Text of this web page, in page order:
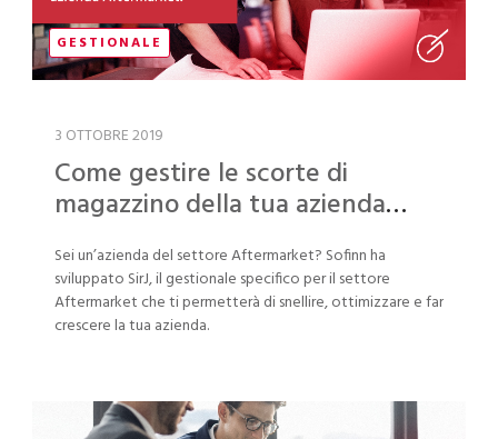
GESTIONALE
3 OTTOBRE 2019
Come gestire le scorte di
magazzino della tua azienda
Sei un’azienda del settore Aftermarket? Sofinn ha
sviluppato SirJ, il gestionale specifico per il settore
Aftermarket che ti permetterà di snellire, ottimizzare e far
crescere la tua azienda.